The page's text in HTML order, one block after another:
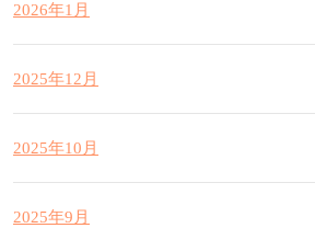
2026年1月
2025年12月
2025年10月
2025年9月